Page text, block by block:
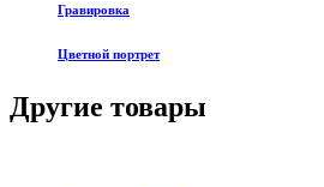
Гравировка
Цветной портрет
Другие товары